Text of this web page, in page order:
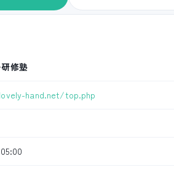
修塾
hand.net/top.php